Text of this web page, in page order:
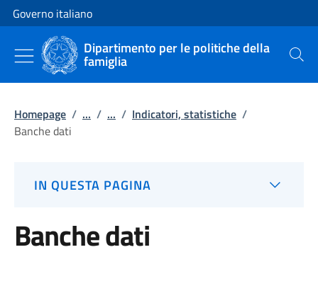
Vai al contenuto
Vai alla navigazione del sito
Governo italiano
Dipartimento per le politiche della
famiglia Cerca
Homepage / ... / ... / Indicatori, statistiche /
Banche dati
IN QUESTA PAGINA
Banche dati